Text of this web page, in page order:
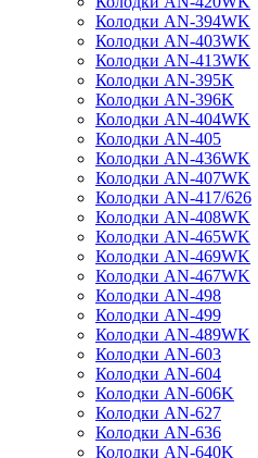
Колодки AN-394WK
Колодки AN-403WK
Колодки AN-413WK
Колодки AN-395K
Колодки AN-396K
Колодки AN-404WK
Колодки AN-405
Колодки AN-436WK
Колодки AN-407WK
Колодки AN-417/626
Колодки AN-408WK
Колодки AN-465WK
Колодки AN-469WK
Колодки AN-467WK
Колодки AN-498
Колодки AN-499
Колодки AN-489WK
Колодки AN-603
Колодки AN-604
Колодки AN-606K
Колодки AN-627
Колодки AN-636
Колодки AN-640K